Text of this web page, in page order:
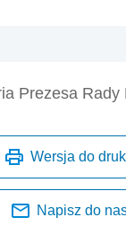
Prezesa Rady
Wersja do
Napisz do